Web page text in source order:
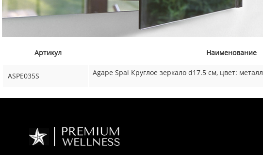
Артикул Наименование
ASPE035S Agape Spai Круглое зеркало d17.5 см, цвет: металл